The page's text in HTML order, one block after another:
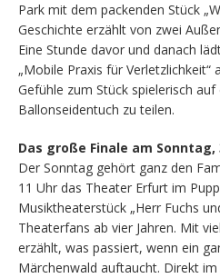
Park mit dem packenden Stück
Geschichte erzählt von zwei
Eine Stunde davor und danach
„Mobile Praxis für Verletzlichkeit“
Gefühle zum Stück spielerisch
Ballonseidentuch zu teilen.
Das große Finale am Sonntag,
Der Sonntag gehört ganz den
11 Uhr das Theater Erfurt im
Musiktheaterstück „Herr Fuchs
Theaterfans ab vier Jahren. Mit
erzählt, was passiert, wenn ein
Märchenwald auftaucht. Direkt